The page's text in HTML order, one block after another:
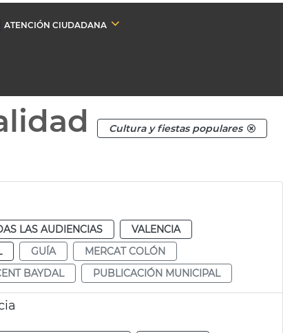
ATENCIÓN CIUDADANA
Cultura y fiestas populares
LAS AUDIENCIAS
VALENCIA
GUÍA
MERCAT COLÓN
BAYDAL PUBLICACIÓN MUNICIPAL